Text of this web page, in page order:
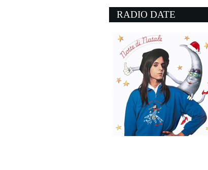
18:40:10
RED HOT CHILI
Warner Music
18:56:55
Come On
JAVI MULA
Time (TIM)
RADIO DATE